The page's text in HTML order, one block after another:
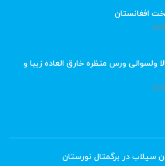
افغانستان
ولسوالی ورس منظره خارق العاده زیبا و
سیلاب در برگمتال نورستان